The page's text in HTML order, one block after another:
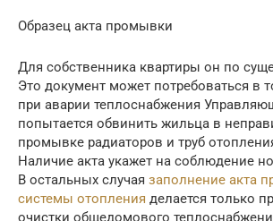
Образец акта промывки
Для собственника квартиры он по
Это документ может потребоваться в
при аварии теплоснабжения
попытается обвинить жильца в
промывке радиаторов и труб
Наличие акта укажет на соблюдение
В остальных случая заполнение акта
системы отопления делается только
очистки общедомового